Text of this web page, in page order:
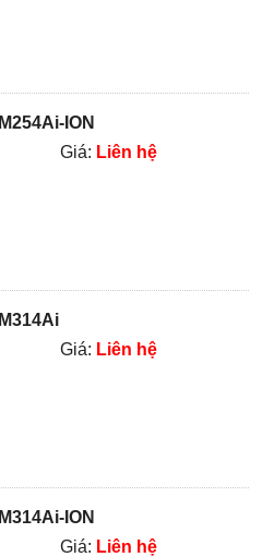
ION
Giá: Liên hệ
Giá: Liên hệ
ION
Giá: Liên hệ